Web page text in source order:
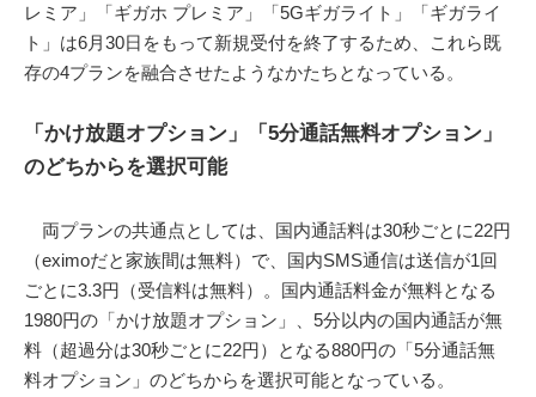
レミア」「ギガホ プレミア」「5Gギガライト」「ギガライ
ト」は6月30日をもって新規受付を終了するため、これら既
存の4プランを融合させたようなかたちとなっている。
「かけ放題オプション」「5分通話無料オプション」
のどちからを選択可能
両プランの共通点としては、国内通話料は30秒ごとに22円
（eximoだと家族間は無料）で、国内SMS通信は送信が1回
ごとに3.3円（受信料は無料）。国内通話料金が無料となる
1980円の「かけ放題オプション」、5分以内の国内通話が無
料（超過分は30秒ごとに22円）となる880円の「5分通話無
料オプション」のどちからを選択可能となっている。